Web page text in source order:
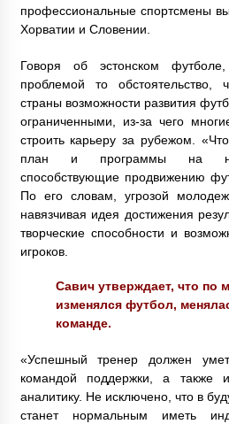
профессиональные спортсмены
Хорватии и Словении.
Говоря об эстонском
проблемой то
страны возможности развития
ограниченными, из-за чего
строить карьеру за рубежом.
план и программы на
способствующие продвижению
По его словам, угрозой
навязчивая идея достижения
творческие способности и
игроков.
Савич утверждает, что по
изменялся футбол,
команде.
«Успешный тренер должен
командой поддержки, а также
аналитику. Не исключено, что в
станет нормальным иметь